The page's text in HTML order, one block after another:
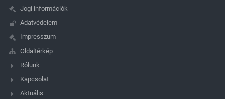
Jogi információk
Adatvédelem
Impresszum
Oldaltérkép
Rólunk
Kapcsolat
Aktuális